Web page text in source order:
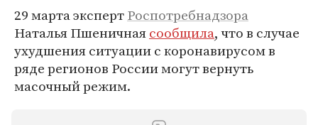
29 марта экспертРоспотребнадзора
Наталья Пшеничнаясообщила, что в случае
ухудшения ситуации с коронавирусом в
ряде регионов России могут вернуть
масочный режим.